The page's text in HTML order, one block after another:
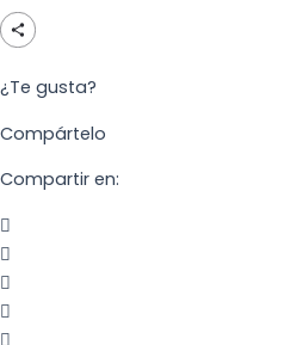
¿Te gusta?
Compártelo
Compartir en: